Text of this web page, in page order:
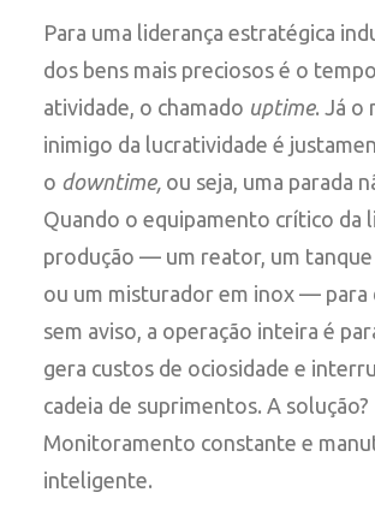
Para uma liderança estratégica
dos bens mais preciosos é o
atividade, o chamado uptime. Já o
inimigo da lucratividade é
o downtime, ou seja, uma parada
Quando o equipamento crítico da
produção — um reator, um tanque
ou um misturador em inox — para
sem aviso, a operação inteira é
gera custos de ociosidade e
cadeia de suprimentos. A solução?
Monitoramento constante e
inteligente.